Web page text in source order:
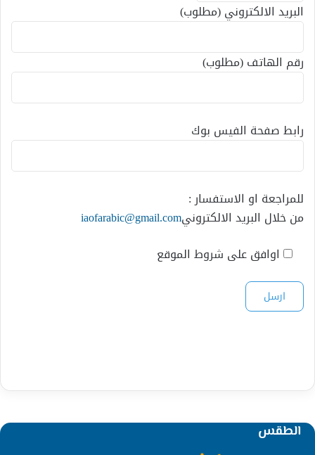
البريد الالكتروني (مطلوب)
رقم الهاتف (مطلوب)
رابط صفحة الفيس بوك
للمراجعة او الاستفسار :
من خلال البريد الالكترونيiaofarabic@gmail.com
اوافق على شروط الموقع
الطقس